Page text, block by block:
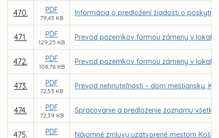
470. PDF
79,43 KB
Informácia o predložení žiadosti o
471. PDF
129,25 KB
Prevod pozemkov formou zámeny v
472. PDF
108,76 KB
Prevod pozemkov formou zámeny v
473. PDF
72,53 KB
Prevod nehnuteľnosti – dom meštiansky,
474. PDF
72,39 KB
Spracovanie a predloženie zoznamu
475. PDF Nájomné zmluvy uzatvorené mestom